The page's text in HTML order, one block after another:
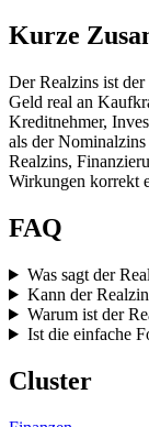
Kurze
Der Realzins ist
Geld real an
Kreditnehmer,
als der
Realzins,
Wirkungen korrekt
FAQ
Was sagt der
Kann der
Warum ist der
Ist die einfache
Cluster